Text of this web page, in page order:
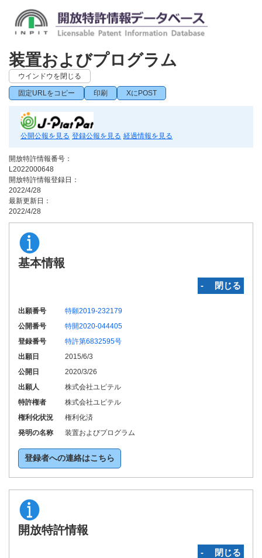
装置およびプログラム
ウインドウを閉じる
固定URLをコピー 印刷 XにPOST
公開公報を見る 登録公報を見る 経過情報を見る
開放特許情報番号：
L2022000648
開放特許情報登録日：
2022/4/28
最新更新日：
2022/4/28
基本情報
‐ 閉じる
出願番号
特願2019-232179
公開番号
特開2020-044405
登録番号
特許第6832595号
出願日
2015/6/3
公開日
2020/3/26
出願人
株式会社ユピテル
特許権者
株式会社ユピテル
権利化状況
権利化済
発明の名称
装置およびプログラム
登録者への連絡はこちら
開放特許情報
‐ 閉じる